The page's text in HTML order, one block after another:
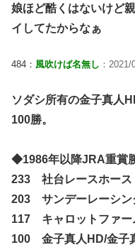
娘ほど酷くはないけど
イしてたからなぁ
484： 風吹けば名無し ：
ソダシ所有の金子真人
100勝。
◆1986年以降JRA重賞
233 社台レースホース
203 サンデーレーシン
117 キャロットファー
100 金子真人HD/金子